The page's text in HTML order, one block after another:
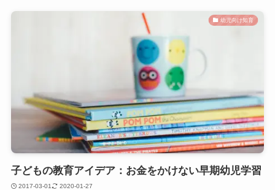
幼児向け知育
子どもの教育アイデア：お金をかけない早期幼児学習
2017-03-01 2020-01-27